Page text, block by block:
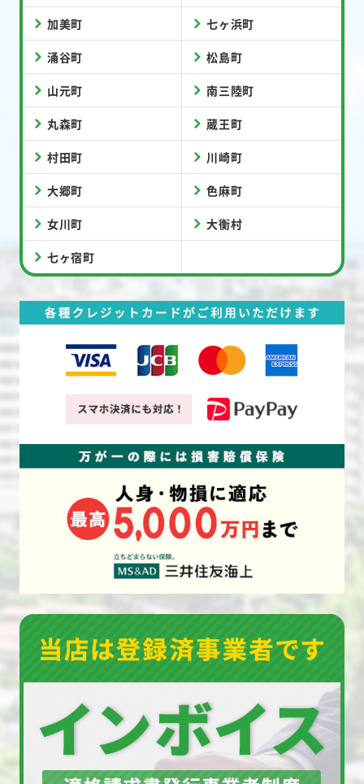
加美町 七ヶ浜町
涌谷町 松島町
山元町 南三陸町
丸森町 蔵王町
村田町 川崎町
大郷町 色麻町
女川町 大衡村
七ヶ宿町